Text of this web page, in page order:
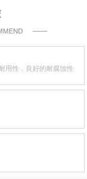
用性，良好的耐腐蚀性